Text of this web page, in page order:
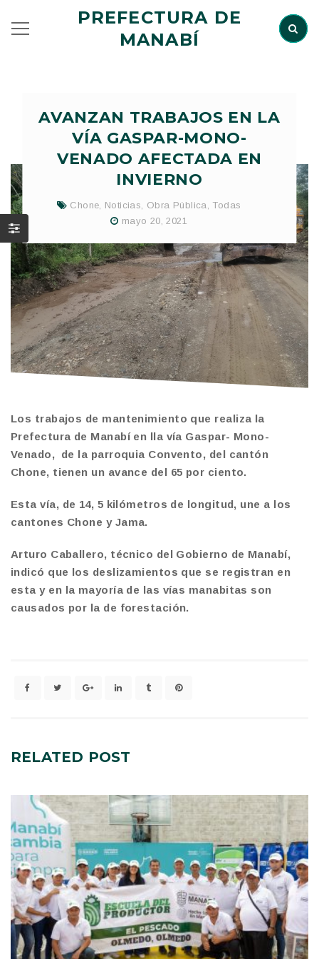
PREFECTURA DE
MANABÍ
AVANZAN TRABAJOS EN LA
VÍA GASPAR-MONO-
VENADO AFECTADA EN
INVIERNO
Chone Noticias Obra Pública
Todas
mayo 20, 2021
Los trabajos de mantenimiento que realiza la
Prefectura de Manabí en lla vía Gaspar- Mono-
Venado, de la parroquia Convento, del cantón
Chone, tienen un avance del 65 por ciento.
Esta vía, de 14, 5 kilómetros de longitud, une a los
cantones Chone y Jama.
Arturo Caballero, técnico del Gobierno de Manabí,
indicó que los deslizamientos que se registran en
esta y en la mayoría de las vías manabitas son
causados por la de forestación.
RELATED POST